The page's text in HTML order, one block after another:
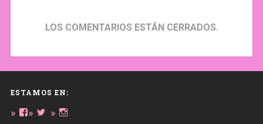
LOS COMENTARIOS ESTÁN CERRADOS.
ESTAMOS EN:
Ver Ver
Ver